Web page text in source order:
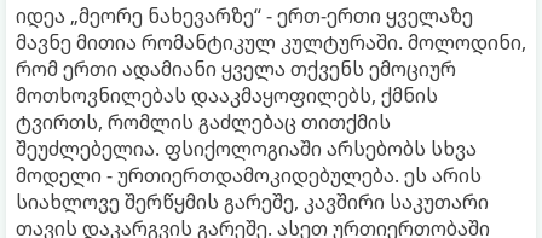
იდეა „მეორე ნახევარზე“ - ერთ-ერთი ყველაზე
მავნე მითია რომანტიკულ კულტურაში. მოლოდინი,
რომ ერთი ადამიანი ყველა თქვენს ემოციურ
მოთხოვნილებას დააკმაყოფილებს, ქმნის
ტვირთს, რომლის გაძლებაც თითქმის
შეუძლებელია. ფსიქოლოგიაში არსებობს სხვა
მოდელი - ურთიერთდამოკიდებულება. ეს არის
სიახლოვე შერწყმის გარეშე, კავშირი საკუთარი
თავის დაკარგვის გარეშე. ასეთ ურთიერთობაში